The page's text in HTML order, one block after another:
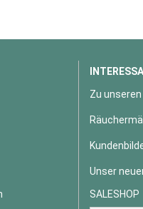
Zu unseren
Unser
SALESHOP